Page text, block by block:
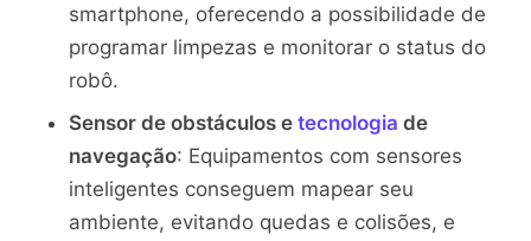
smartphone, oferecendo a possibilidade de
programar limpezas e monitorar o status do
robô.
Sensor de obstáculos e tecnologia de
navegação: Equipamentos com sensores
inteligentes conseguem mapear seu
ambiente, evitando quedas e colisões, e